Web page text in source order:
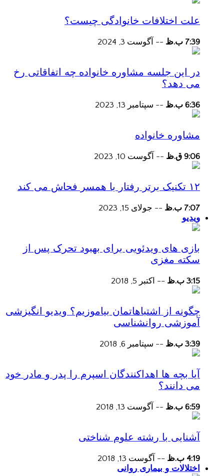
علت اختلافات خانوادگی چیست؟
7:39 ب.ظ -- آگوست 3, 2024
در این جلسه مشاوره خانواده چه اتفاقاتی رخ
می دهد؟
6:36 ب.ظ -- سپتامبر 13, 2023
مشاوره خانواده
9:06 ق.ظ -- آگوست 10, 2023
۱۲ تکنیک برتر رفتار با همسر فحاش می کند
7:07 ب.ظ -- جولای 15, 2023
ویدیو
بازی های ویدئویی برای بهبود تحرک پس از
سکته مغزی
3:15 ب.ظ -- اکتبر 5, 2018
چگونه از اشتباهاتمان بیاموزیم؟ ویدیو انگیزشی
آموزشی روانشناسی
3:39 ب.ظ -- سپتامبر 6, 2018
آیا بچه ها اهداکنندگان اسپرم را پدر و مادر خود
می دانند؟
6:59 ب.ظ -- آگوست 13, 2018
آشنایی با رشته علوم شناختی
4:19 ب.ظ -- آگوست 13, 2018
اختلالات و بیماری روانی